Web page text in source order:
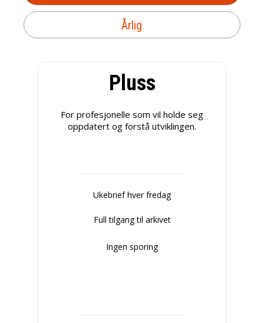
Årlig
Pluss
For profesjonelle som vil holde seg
oppdatert og forstå utviklingen.
Ukebrief hver fredag
Full tilgang til arkivet
Ingen sporing